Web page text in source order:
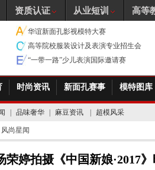
华谊新面孔影视模特大赛
高等院校服装设计及表演专业招生会
“一带一路”少儿表演国际邀请赛
时尚资讯 新面孔赛事 模特图库
品味奢华 麻豆资讯 超模风采
风尚星闻
荣婷拍摄《中国新娘·2017
资质认证 从业短训 高等